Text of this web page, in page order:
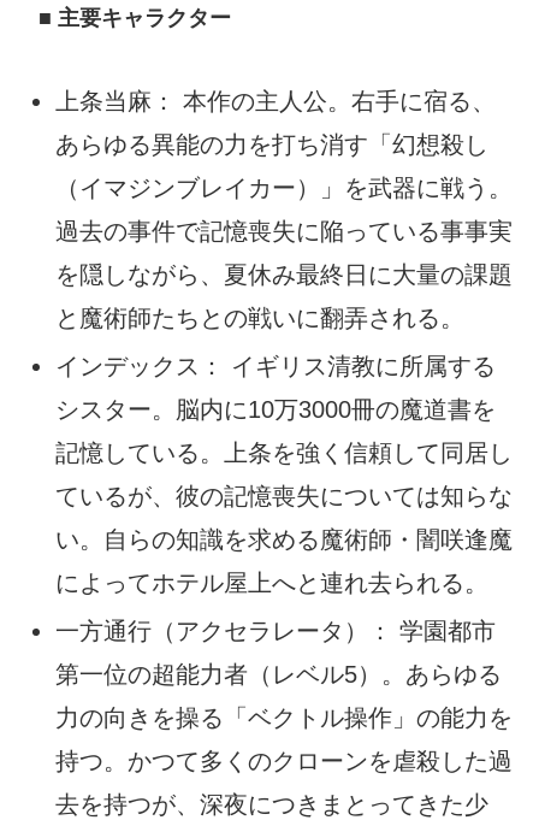
■ 主要キャラクター
上条当麻： 本作の主人公。右手に宿る、
あらゆる異能の力を打ち消す「幻想殺し
（イマジンブレイカー）」を武器に戦う。
過去の事件で記憶喪失に陥っている事事実
を隠しながら、夏休み最終日に大量の課題
と魔術師たちとの戦いに翻弄される。
インデックス： イギリス清教に所属する
シスター。脳内に10万3000冊の魔道書を
記憶している。上条を強く信頼して同居し
ているが、彼の記憶喪失については知らな
い。自らの知識を求める魔術師・闇咲逢魔
によってホテル屋上へと連れ去られる。
一方通行（アクセラレータ）： 学園都市
第一位の超能力者（レベル5）。あらゆる
力の向きを操る「ベクトル操作」の能力を
持つ。かつて多くのクローンを虐殺した過
去を持つが、深夜につきまとってきた少